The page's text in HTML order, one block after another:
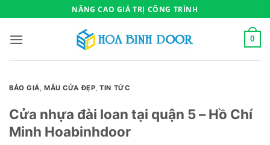
qua
nội
NÂNG CAO GIÁ TRỊ CÔNG TRÌNH
0
BÁO GIÁ,MẪU CỬA ĐẸP,TIN TỨC
Cửa nhựa đài loan tại quận 5 – Hồ Chí
Minh Hoabinhdoor